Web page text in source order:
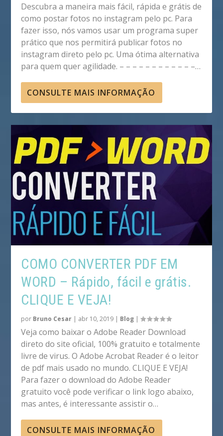
Descubra a maneira mais fácil, rápida e grátis de
como postar fotos no instagram pelo pc. Para
fazer isso, nós vamos usar um programa super
prático que nos permitirá publicar fotos no
instagram direto pelo pc. Uma ótima alternativa
para quem quer agilidade. – – – – – – – – – – – –…
CONSULTE MAIS INFORMAÇÃO
COMO CONVERTER PDF EM
WORD – Rápido, fácil e grátis.
CLIQUE E VEJA!
por Bruno Cesar | abr 10, 2019 | Blog |
Veja como baixar o Adobe Reader Download
direto do site oficial, 100% gratuito e totalmente
livre de virus. O Adobe Acrobat Reader é o leitor
de pdf mais usado no mundo. CLIQUE E VEJA!
Para fazer o download do Adobe Reader
gratuito você pode verificar o link logo abaixo,
mas antes, é interessante assistir o…
CONSULTE MAIS INFORMAÇÃO